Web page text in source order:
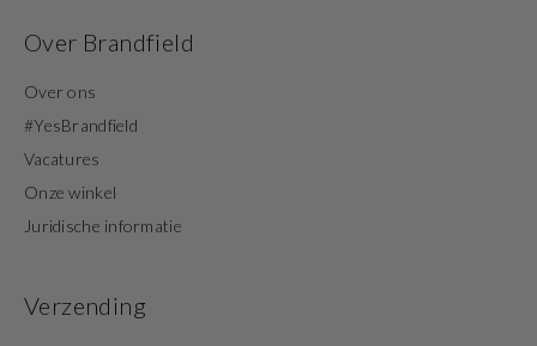
Over Brandfield
Over ons
#YesBrandfield
Vacatures
Onze winkel
Juridische informatie
Verzending